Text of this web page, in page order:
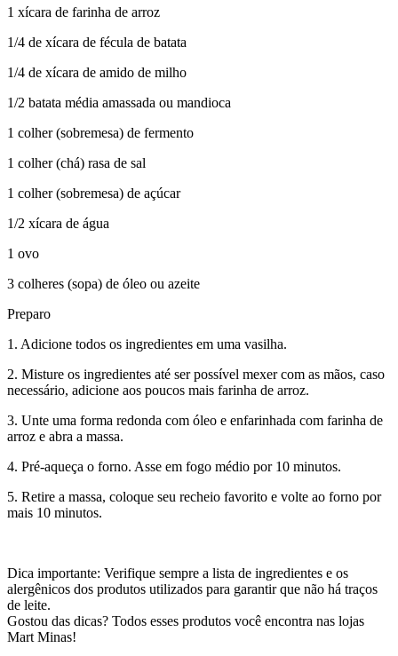
1 xícara de farinha de arroz
1/4 de xícara de fécula de batata
1/4 de xícara de amido de milho
1/2 batata média amassada ou mandioca
1 colher (sobremesa) de fermento
1 colher (chá) rasa de sal
1 colher (sobremesa) de açúcar
1/2 xícara de água
1 ovo
3 colheres (sopa) de óleo ou azeite
Preparo
1. Adicione todos os ingredientes em uma vasilha.
2. Misture os ingredientes até ser possível mexer com as mãos, caso
necessário, adicione aos poucos mais farinha de arroz.
3. Unte uma forma redonda com óleo e enfarinhada com farinha de
arroz e abra a massa.
4. Pré-aqueça o forno. Asse em fogo médio por 10 minutos.
5. Retire a massa, coloque seu recheio favorito e volte ao forno por
mais 10 minutos.
Dica importante: Verifique sempre a lista de ingredientes e os
alergênicos dos produtos utilizados para garantir que não há traços
de leite.
Gostou das dicas? Todos esses produtos você encontra nas lojas
Mart Minas!